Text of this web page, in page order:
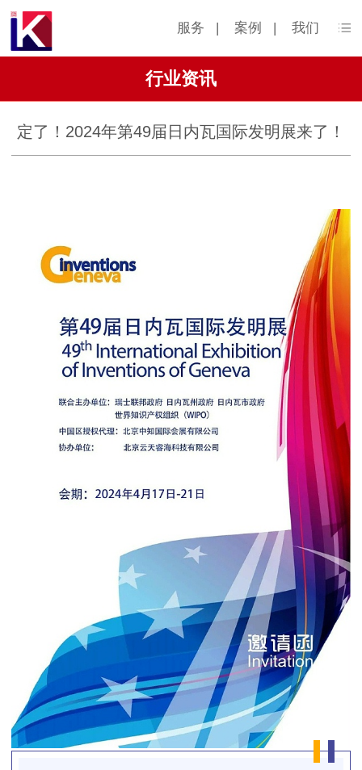
服务 | 案例 | 我们
行业资讯
定了！2024年第49届日内瓦国际发明展来了！